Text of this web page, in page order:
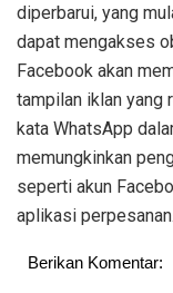
diperbarui, yang
dapat mengakses
Facebook akan
tampilan iklan yang
kata WhatsApp
memungkinkan
seperti akun
aplikasi
Berikan Komentar: